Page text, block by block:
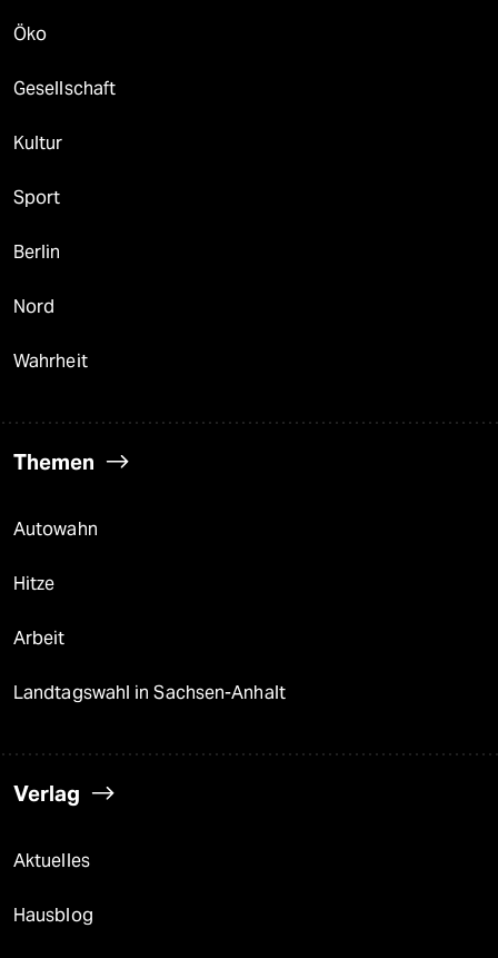
Öko
Gesellschaft
Kultur
Sport
Berlin
Nord
Wahrheit
Themen
Autowahn
Hitze
Arbeit
Landtagswahl in Sachsen-Anhalt
Verlag
Aktuelles
Hausblog